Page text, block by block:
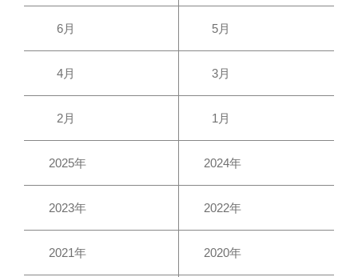
6月 5月
4月 3月
2月 1月
2025年 2024年
2023年 2022年
2021年 2020年